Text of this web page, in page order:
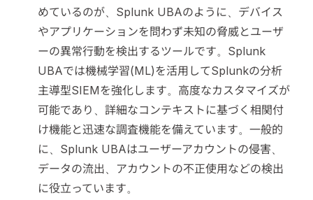
めているのが、Splunk UBAのように、デバイス
やアプリケーションを問わず未知の脅威とユーザ
ーの異常行動を検出するツールです。Splunk
UBAでは機械学習(ML)を活用してSplunkの分析
主導型SIEMを強化します。高度なカスタマイズが
可能であり、詳細なコンテキストに基づく相関付
け機能と迅速な調査機能を備えています。一般的
に、Splunk UBAはユーザーアカウントの侵害、
データの流出、アカウントの不正使用などの検出
に役立っています。